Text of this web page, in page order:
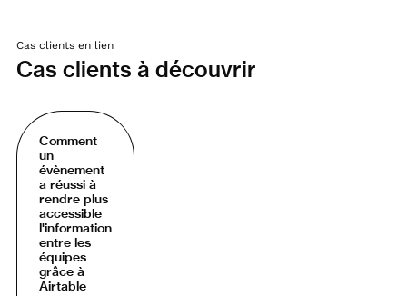
Cas clients en lien
Cas clients à découvrir
Comment
un
évènement
a réussi à
rendre plus
accessible
l'information
entre les
équipes
grâce à
Airtable